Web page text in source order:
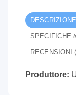
DESCRIZIONE
SPECIFICHE
RECENSIONI
Produttore: